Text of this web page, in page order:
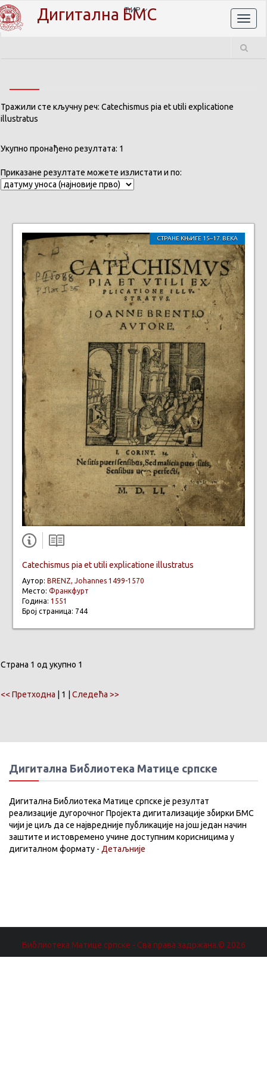
Дигитална БМС
ЋИР
Тражили сте кључну реч: Catechismus pia et utili explicatione
illustratus
Укупно пронађено резултата: 1
Приказане резултате можете излистати и по:
СТРАНЕ КЊИГЕ 15–17. ВЕКА
Catechismus pia et utili explicatione illustratus
Аутор: BRENZ, Johannes 1499-1570
Место: Франкфурт
Година: 1551
Број страница: 744
Страна 1 од укупно 1
<< Претходна | 1 | Следећа >>
Дигитална Библиотека Матице српске
Дигитална Библиотека Матице српске је резултат
реализације дугорочног Пројекта дигитализације збирки БМС
чији је циљ да се највредније публикације на још један начин
заштите и истовремено учине доступним корисницима у
дигиталном формату - Детаљније
Библиотека Матице српске - Сва права задржана.© 2026